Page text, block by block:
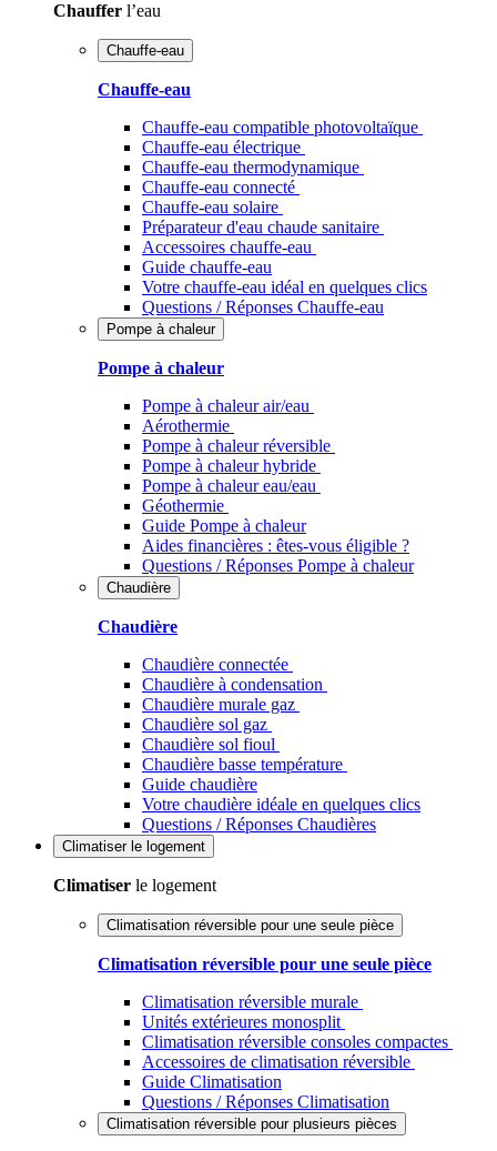
Chauffer l’eau
Chauffe-eau
Chauffe-eau
Chauffe-eau compatible photovoltaïque
Chauffe-eau électrique
Chauffe-eau thermodynamique
Chauffe-eau connecté
Chauffe-eau solaire
Préparateur d'eau chaude sanitaire
Accessoires chauffe-eau
Guide chauffe-eau
Votre chauffe-eau idéal en quelques clics
Questions / Réponses Chauffe-eau
Pompe à chaleur
Pompe à chaleur
Pompe à chaleur air/eau
Aérothermie
Pompe à chaleur réversible
Pompe à chaleur hybride
Pompe à chaleur​ eau/eau
Géothermie
Guide Pompe à chaleur
Aides financières : êtes-vous éligible ?
Questions / Réponses Pompe à chaleur
Chaudière
Chaudière
Chaudière connectée
Chaudière à condensation
Chaudière murale gaz
Chaudière sol gaz
Chaudière sol fioul
Chaudière basse température
Guide chaudière
Votre chaudière idéale en quelques clics
Questions / Réponses Chaudières
Climatiser le logement
Climatiser le logement
Climatisation réversible pour une seule pièce
Climatisation réversible pour une seule pièce
Climatisation réversible murale
Unités extérieures monosplit
Climatisation réversible consoles compactes
Accessoires de climatisation réversible
Guide Climatisation
Questions / Réponses Climatisation
Climatisation réversible pour plusieurs pièces